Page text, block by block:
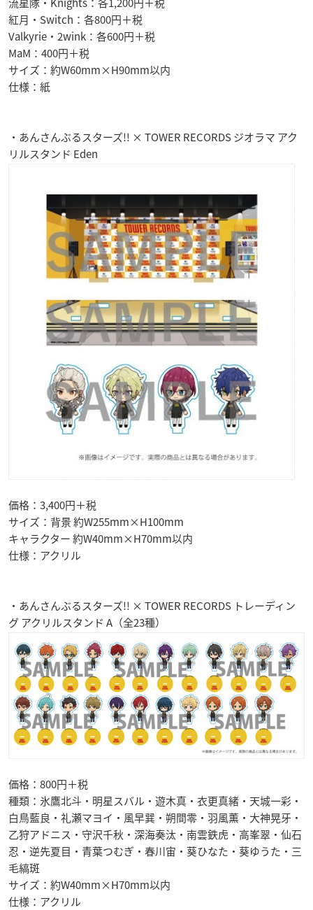
紅月・Switch：各800円＋税
Valkyrie・2wink：各600円＋税
MaM：400円＋税
サイズ：約W60mm×H90mm以内
仕様：紙
・あんさんぶるスターズ!! × TOWER RECORDS ジオラマ アク
リルスタンド Eden
価格：3,400円＋税
サイズ：背景 約W255mm×H100mm
キャラクター 約W40mm×H70mm以内
仕様：アクリル
・あんさんぶるスターズ!! × TOWER RECORDS トレーディン
グ アクリルスタンド A（全23種）
価格：800円＋税
種類：氷鷹北斗・明星スバル・遊木真・衣更真緒・天城一彩・
白鳥藍良・礼瀬マヨイ・風早巽・朔間零・羽風薫・大神晃牙・
乙狩アドニス・守沢千秋・深海奏汰・南雲鉄虎・高峯翠・仙石
忍・逆先夏目・青葉つむぎ・春川宙・葵ひなた・葵ゆうた・三
毛縞斑
サイズ：約W40mm×H70mm以内
仕様：アクリル